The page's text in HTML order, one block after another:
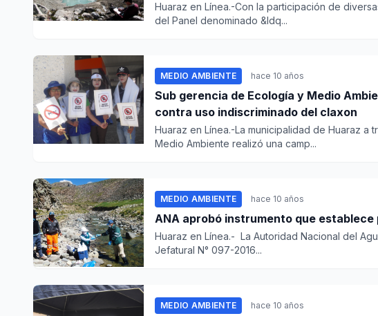
Huaraz en Línea.-Con la participación de
del Panel denominado &ldq...
MEDIO AMBIENTE hace 10 años
Sub gerencia de Ecología y Medio
contra uso indiscriminado del claxon
Huaraz en Línea.-La municipalidad de Huaraz a
Medio Ambiente realizó una camp...
MEDIO AMBIENTE hace 10 años
ANA aprobó instrumento que
Huaraz en Línea.- La Autoridad Nacional del
Jefatural N° 097-2016...
MEDIO AMBIENTE hace 10 años